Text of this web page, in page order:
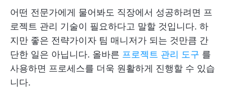
어떤 전문가에게 물어봐도 직장에서 성공하려면 프
로젝트 관리 기술이 필요하다고 말할 것입니다. 하
지만 좋은 전략가이자 팀 매니저가 되는 것만큼 간
단한 일은 아닙니다. 올바른 프로젝트 관리 도구 를
사용하면 프로세스를 더욱 원활하게 진행할 수 있습
니다.